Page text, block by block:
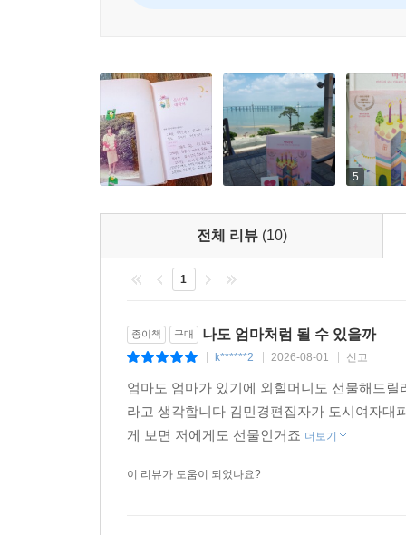
5
전체 리뷰 (10)
1
종이책 구매 나도 엄마처럼 될 수 있을까
k******2 2026-08-01 신고
엄마도 엄마가 있기에 외힐머니도 선물해드
라고 생각합니다 김민경편집자가 도시여자대
게 보면 저에게도 선물인거죠 더보기
이 리뷰가 도움이 되었나요?